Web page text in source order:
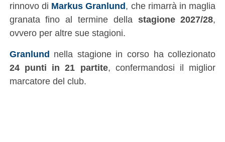
rinnovo di Markus Granlund, che rimarrà in maglia
granata fino al termine della stagione 2027/28,
ovvero per altre sue stagioni.
Granlund nella stagione in corso ha collezionato
24 punti in 21 partite, confermandosi il miglior
marcatore del club.